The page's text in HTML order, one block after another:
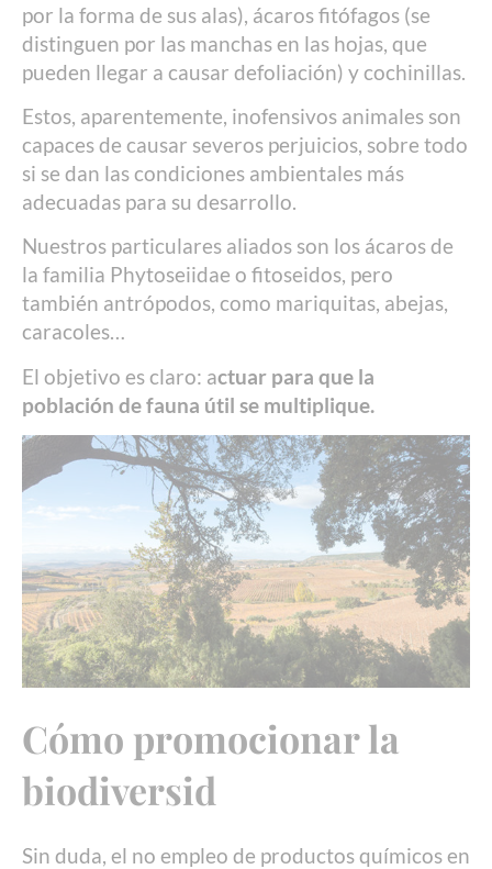
por la forma de sus alas), ácaros fitófagos (se
distinguen por las manchas en las hojas, que
pueden llegar a causar defoliación) y cochinillas.
Estos, aparentemente, inofensivos animales son
capaces de causar severos perjuicios, sobre todo
si se dan las condiciones ambientales más
adecuadas para su desarrollo.
Nuestros particulares aliados son los ácaros de
la familia Phytoseiidae o fitoseidos, pero
también antrópodos, como mariquitas, abejas,
caracoles…
El objetivo es claro: actuar para que la
población de fauna útil se multiplique.
Cómo promocionar la
biodiversid
Sin duda, el no empleo de productos químicos en